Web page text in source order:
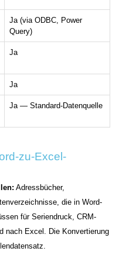
Ja (via ODBC, Power
Query)
Ja
Ja
Ja — Standard-Datenquelle
zu-Excel-
Adressbücher,
die in Word-
für Seriendruck, CRM-
nach Excel. Die Konvertierung